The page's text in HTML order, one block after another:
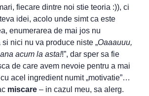
fiecare dintre noi stie teoria :)), ci
idei, acolo unde simt ca este
enumerarea de mai jos nu
nici nu va produce niste „Oaaauuu,
acum la asta!!”, dar sper sa fie
de care avem nevoie pentru a mai
acel ingredient numit „motivatie”…
miscare – in cazul meu, sa alerg.